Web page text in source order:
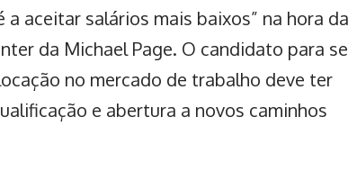
a aceitar salários mais baixos” na hora da
da Michael Page. O candidato para se
no mercado de trabalho deve ter
e abertura a novos caminhos